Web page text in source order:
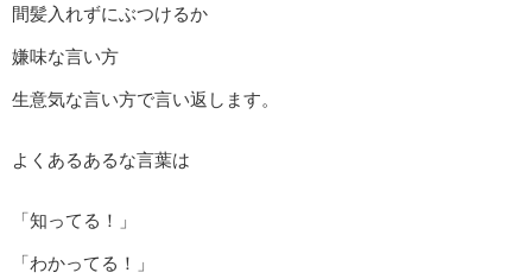
間髪入れずにぶつけるか
嫌味な言い方
生意気な言い方で言い返します。
よくあるあるな言葉は
「知ってる！」
「わかってる！」